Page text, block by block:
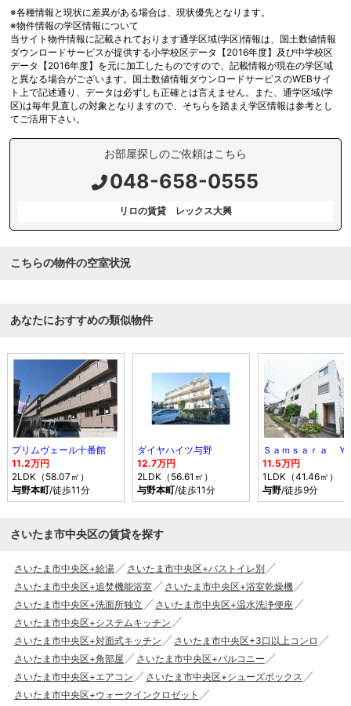
※各種情報と現状に差異がある場合は、現状優先となります。
※物件情報の学区情報について
当サイト物件情報に記載されております通学区域(学区)情報は、国土数値情報
ダウンロードサービスが提供する小学校区データ【2016年度】及び中学校区
データ【2016年度】を元に加工したものですので、記載情報が現在の学区域
と異なる場合がございます。国土数値情報ダウンロードサービスのWEBサイ
ト上で記述通り、データは必ずしも正確とは言えません。また、通学区域(学
区)は毎年見直しの対象となりますので、そちらを踏まえ学区情報は参考とし
てご活用下さい。
お部屋探しのご依頼はこちら
048-658-0555
リロの賃貸 レックス大興
こちらの物件の空室状況
あなたにおすすめの類似物件
プリムヴェール十番館
11.2万円
2LDK（58.07㎡）
与野本町/徒歩11分
ダイヤハイツ与野
12.7万円
2LDK（56.61㎡）
与野本町/徒歩11分
11.5万円
1LDK（41.46㎡）
与野/徒歩9分
さいたま市中央区の賃貸を探す
さいたま市中央区+給湯
さいたま市中央区+バストイレ別
さいたま市中央区+追焚機能浴室
さいたま市中央区+浴室乾燥機
さいたま市中央区+洗面所独立
さいたま市中央区+温水洗浄便座
さいたま市中央区+システムキッチン
さいたま市中央区+対面式キッチン
さいたま市中央区+3口以上コンロ
さいたま市中央区+角部屋
さいたま市中央区+バルコニー
さいたま市中央区+エアコン
さいたま市中央区+シューズボックス
さいたま市中央区+ウォークインクロゼット